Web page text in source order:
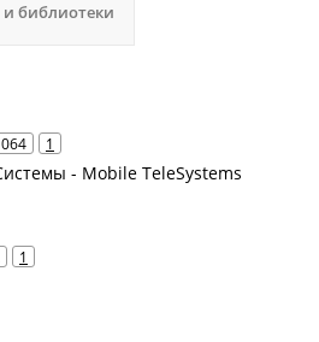
библиотеки
1
- Mobile TeleSystems
1